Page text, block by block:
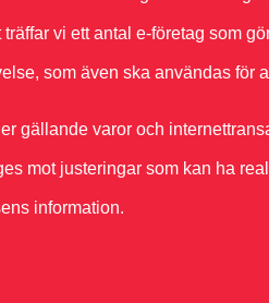
träffar vi ett antal e-företag som
som även ska användas för
gällande varor och
mot justeringar som kan ha
information.